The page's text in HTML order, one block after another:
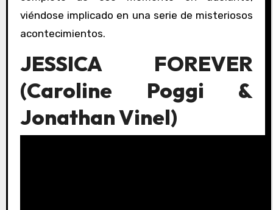
viéndose implicado en una serie de misteriosos
acontecimientos.
JESSICA FOREVER
(Caroline Poggi &
Jonathan Vinel)